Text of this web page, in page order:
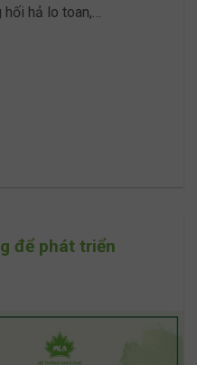
hả lo toan,…
để phát triển